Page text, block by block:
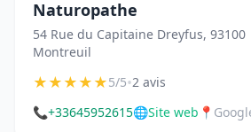
Naturopathe
54 Rue du Capitaine Dreyfus, 93100
Montreuil
★★★★★5/5•2 avis
📞+33645952615🌐Site web 📍